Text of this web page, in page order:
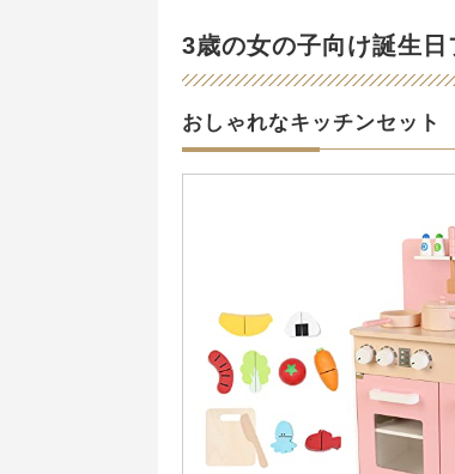
3歳の女の子向け誕生日
おしゃれなキッチンセット